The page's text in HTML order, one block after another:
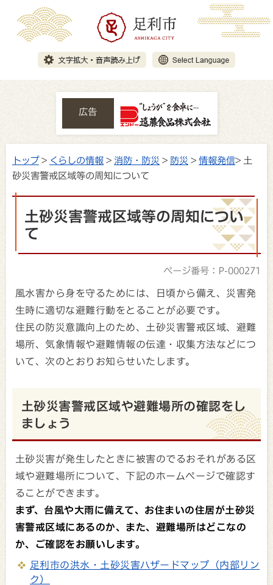
広告
トップ> くらしの情報 > 消防・防災 > 防災 > 情報発信> 土
砂災害警戒区域等の周知について
土砂災害警戒区域等の周知につい
て
ページ番号：P-000271
風水害から身を守るためには、日頃から備え、災害発
生時に適切な避難行動をとることが必要です。
住民の防災意識向上のため、土砂災害警戒区域、避難
場所、気象情報や避難情報の伝達・収集方法などにつ
いて、次のとおりお知らせいたします。
土砂災害警戒区域や避難場所の確認をし
ましょう
土砂災害が発生したときに被害のでるおそれがある区
域や避難場所について、下記のホームページで確認す
ることができます。
まず、台風や大雨に備えて、お住まいの住居が土砂災
害警戒区域にあるのか、また、避難場所はどこなの
か、ご確認をお願いします。
足利市の洪水・土砂災害ハザードマップ（内部リン
ク）